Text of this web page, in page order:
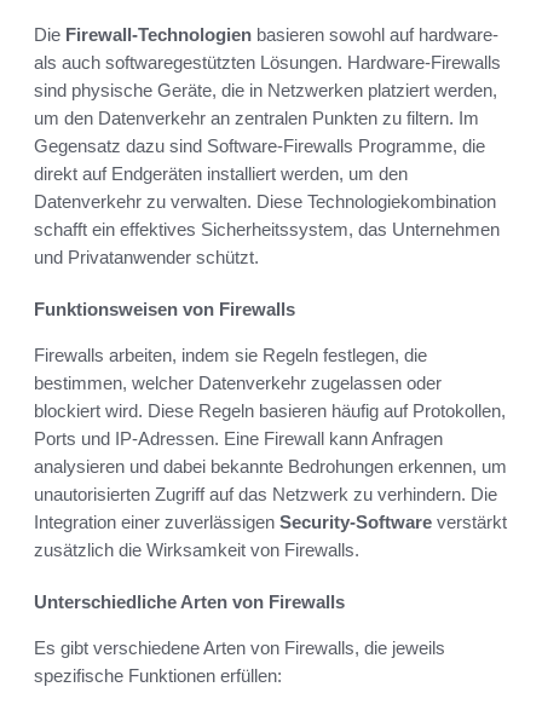
Die Firewall-Technologien basieren sowohl auf hardware-
als auch softwaregestützten Lösungen. Hardware-Firewalls
sind physische Geräte, die in Netzwerken platziert werden,
um den Datenverkehr an zentralen Punkten zu filtern. Im
Gegensatz dazu sind Software-Firewalls Programme, die
direkt auf Endgeräten installiert werden, um den
Datenverkehr zu verwalten. Diese Technologiekombination
schafft ein effektives Sicherheitssystem, das Unternehmen
und Privatanwender schützt.
Funktionsweisen von Firewalls
Firewalls arbeiten, indem sie Regeln festlegen, die
bestimmen, welcher Datenverkehr zugelassen oder
blockiert wird. Diese Regeln basieren häufig auf Protokollen,
Ports und IP-Adressen. Eine Firewall kann Anfragen
analysieren und dabei bekannte Bedrohungen erkennen, um
unautorisierten Zugriff auf das Netzwerk zu verhindern. Die
Integration einer zuverlässigen Security-Software verstärkt
zusätzlich die Wirksamkeit von Firewalls.
Unterschiedliche Arten von Firewalls
Es gibt verschiedene Arten von Firewalls, die jeweils
spezifische Funktionen erfüllen: